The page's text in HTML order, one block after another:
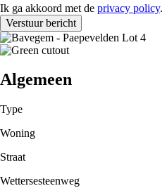
policy
Ik ga akkoord met de privacy policy.
Algemeen
Type
Woning
Straat
Wettersesteenweg